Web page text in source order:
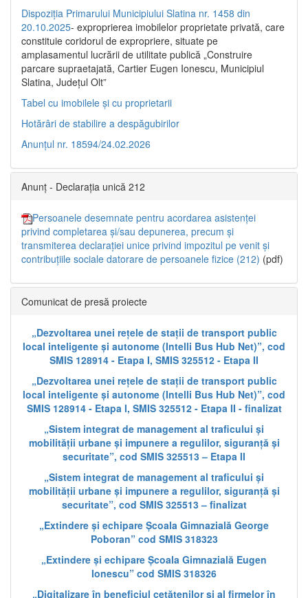
Dispoziția Primarului Municipiului Slatina nr. 1458 din
20.10.2025- exproprierea imobilelor proprietate privată, care
constituie coridorul de expropriere, situate pe
amplasamentul lucrării de utilitate publică „Construire
parcare supraetajată, Cartier Eugen Ionescu, Municipiul
Slatina, Județul Olt”
Tabel cu imobilele și cu proprietarii
Hotărâri de stabilire a despăgubirilor
Anunțul nr. 18594/24.02.2026
Anunț - Declarația unică 212
Persoanele desemnate pentru acordarea asistenței
privind completarea și/sau depunerea, precum și
transmiterea declarației unice privind impozitul pe venit și
contribuțiile sociale datorare de persoanele fizice (212) (pdf)
Comunicat de presă proiecte
„Dezvoltarea unei rețele de stații de transport public
local inteligente și autonome (Intelli Bus Hub Net)”, cod
SMIS 128914 - Etapa I, SMIS 325512 - Etapa II
„Dezvoltarea unei rețele de stații de transport public
local inteligente și autonome (Intelli Bus Hub Net)”, cod
SMIS 128914 - Etapa I, SMIS 325512 - Etapa II - finalizat
„Sistem integrat de management al traficului și
mobilității urbane și impunere a regulilor, siguranță și
securitate”, cod SMIS 325513 – Etapa II
„Sistem integrat de management al traficului și
mobilității urbane și impunere a regulilor, siguranță și
securitate”, cod SMIS 325513 – finalizat
„Extindere și echipare Școala Gimnazială George
Poboran” cod SMIS 318323
„Extindere și echipare Școala Gimnazială Eugen
Ionescu” cod SMIS 318326
„Digitalizare în beneficiul cetățenilor și al firmelor în